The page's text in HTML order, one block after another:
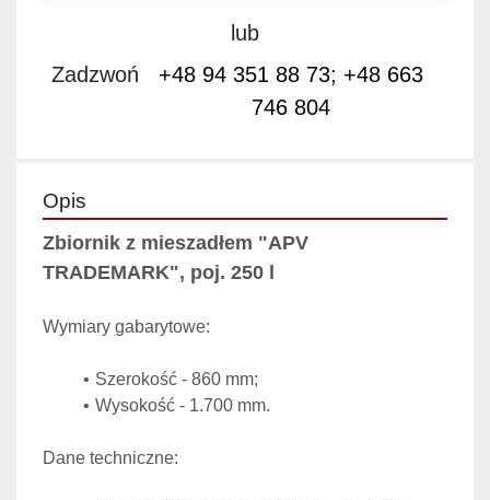
lub
Zadzwoń
+48 94 351 88 73; +48 663
746 804
Opis
Zbiornik z mieszadłem "APV
TRADEMARK", poj. 250 l
Wymiary gabarytowe:
Szerokość - 860 mm;
Wysokość - 1.700 mm.
Dane techniczne: